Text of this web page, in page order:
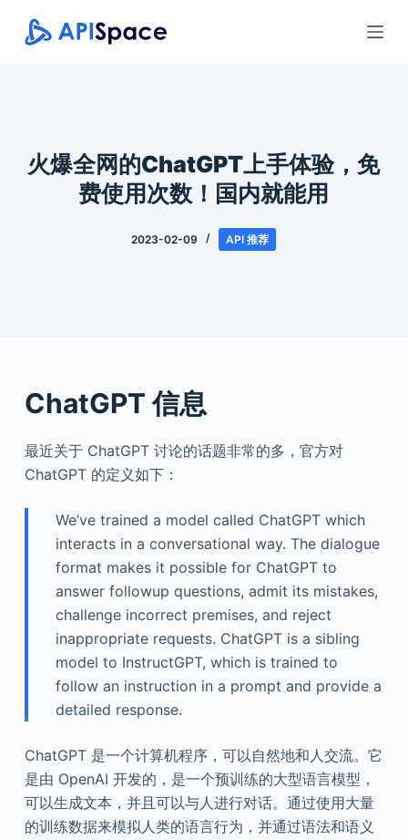
跳
过
火爆全网的ChatGPT上手体验，免
费使用次数！国内就能用
2023-02-09 API 推荐
ChatGPT 信息
最近关于 ChatGPT 讨论的话题非常的多，官方对
ChatGPT 的定义如下：
We’ve trained a model called ChatGPT which
interacts in a conversational way. The dialogue
format makes it possible for ChatGPT to
answer followup questions, admit its mistakes,
challenge incorrect premises, and reject
inappropriate requests. ChatGPT is a sibling
model to InstructGPT, which is trained to
follow an instruction in a prompt and provide a
detailed response.
ChatGPT 是一个计算机程序，可以自然地和人交流。它
是由 OpenAI 开发的，是一个预训练的大型语言模型，
可以生成文本，并且可以与人进行对话。通过使用大量
的训练数据来模拟人类的语言行为，并通过语法和语义